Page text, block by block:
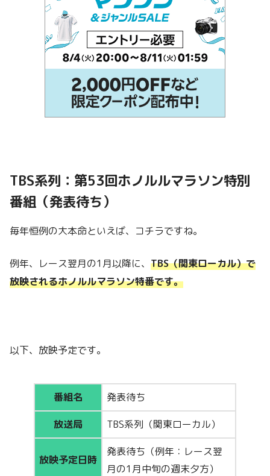
TBS系列：第53回ホノルルマラソン特別
番組（発表待ち）
毎年恒例の大本命といえば、コチラですね。
例年、レース翌月の1月以降に、 TBS（関東ローカル）で
放映されるホノルルマラソン特番です。
以下、放映予定です。
番組名 発表待ち
放送局 TBS系列（関東ローカル）
放映予定日時
発表待ち（例年：レース翌
月の1月中旬の週末夕方）